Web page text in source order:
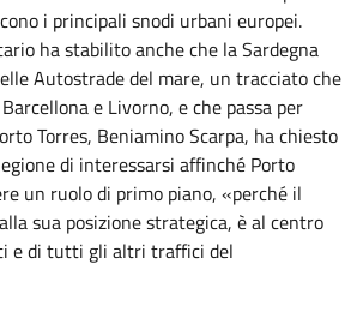
i principali snodi urbani europei.
ha stabilito anche che la Sardegna
Autostrade del mare, un tracciato che
e Livorno, e che passa per
Torres, Beniamino Scarpa, ha chiesto
di interessarsi affinché Porto
un ruolo di primo piano, «perché il
sua posizione strategica, è al centro
e di tutti gli altri traffici del